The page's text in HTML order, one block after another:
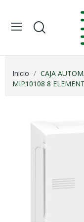
Inicio
CAJA
MIP10108 8